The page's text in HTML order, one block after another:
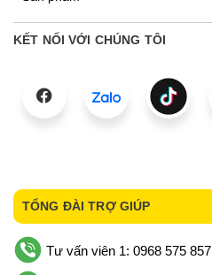
KẾT NỐI VỚI CHÚNG TÔI
TỔNG ĐÀI TRỢ GIÚP
Tư vấn viên 1: 0968 575 857